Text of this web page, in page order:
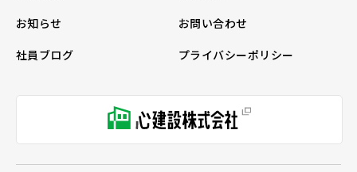
お知らせ
お問い合わせ
社員ブログ
プライバシーポリシー